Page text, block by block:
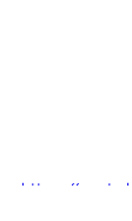
https://